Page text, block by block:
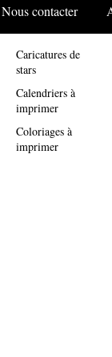
Nous contacter
Caricatures de
stars
Calendriers à
imprimer
Coloriages à
imprimer